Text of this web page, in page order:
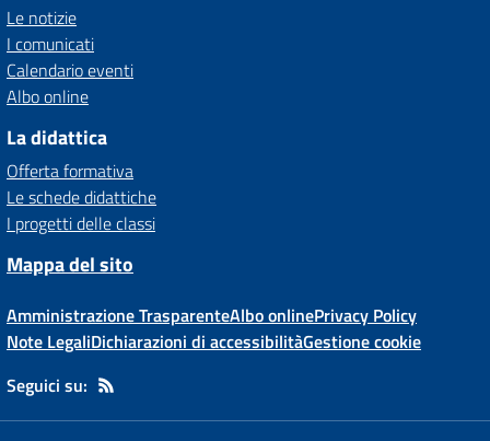
Le notizie
I comunicati
Calendario eventi
Albo online
La didattica
Offerta formativa
Le schede didattiche
I progetti delle classi
Mappa del sito
Amministrazione TrasparenteAlbo onlinePrivacy Policy
Note LegaliDichiarazioni di accessibilitàGestione cookie
Seguici su: